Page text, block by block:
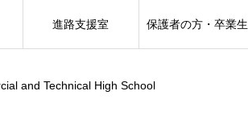
and Technical High School
進路支援室 保護者の方・卒業生